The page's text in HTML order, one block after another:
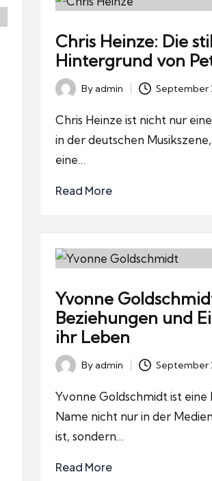
Chris Heinze: Die
Hintergrund von
Posted
by
Byadmin September
Chris Heinze ist nicht nur
in der deutschen
eine…
Read More
Yvonne
Beziehungen und
ihr Leben
Posted
by
Byadmin September
Yvonne Goldschmidt ist eine
Name nicht nur in der
ist, sondern…
Read More